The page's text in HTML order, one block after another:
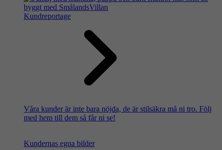
Kundreportage
Våra kunder är inte bara nöjda, de är stilsäkra må ni tro. Följ
med hem till dem så får ni se!
Kundernas egna bilder